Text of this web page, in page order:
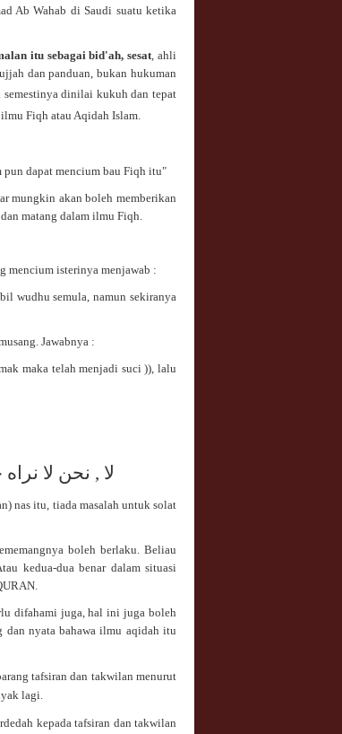
Ab Wahab di Saudi suatu ketika
itu sebagai bid'ah, sesat, ahli
dan panduan, bukan hukuman
dinilai kukuh dan tepat
Fiqh atau Aqidah Islam.
pun dapat mencium bau Fiqh itu"
mungkin akan boleh memberikan
matang dalam ilmu Fiqh.
mencium isterinya menjawab :
wudhu semula, namun sekiranya
Jawabnya :
maka telah menjadi suci )), lalu
لا , نحن لا
nas itu, tiada masalah untuk solat
boleh berlaku. Beliau
kedua-dua benar dalam situasi
difahami juga, hal ini juga boleh
dan nyata bahawa ilmu aqidah itu
tafsiran dan takwilan menurut
lagi.
kepada tafsiran dan takwilan